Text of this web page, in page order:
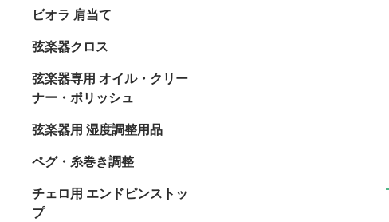
ビオラ 肩当て
弦楽器クロス
弦楽器専用 オイル・クリー
ナー・ポリッシュ
弦楽器用 湿度調整用品
ペグ・糸巻き調整
チェロ用 エンドピンストッ
プ